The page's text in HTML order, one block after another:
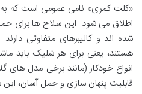
«کلت کمری» نامی عمومی است که
اطلاق می شود. این سلاح ها برای
شده اند و کالیبرهای متفاوتی
هستند، یعنی برای هر شلیک باید
انواع خودکار (مانند برخی مدل های
قابلیت پنهان سازی و حمل آسان،